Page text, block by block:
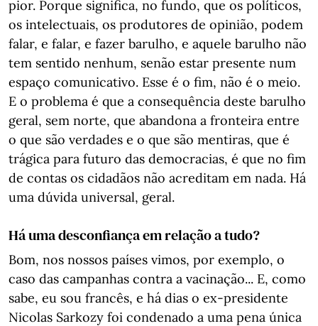
pior. Porque significa, no fundo, que os políticos,
os intelectuais, os produtores de opinião, podem
falar, e falar, e fazer barulho, e aquele barulho não
tem sentido nenhum, senão estar presente num
espaço comunicativo. Esse é o fim, não é o meio.
E o problema é que a consequência deste barulho
geral, sem norte, que abandona a fronteira entre
o que são verdades e o que são mentiras, que é
trágica para futuro das democracias, é que no fim
de contas os cidadãos não acreditam em nada. Há
uma dúvida universal, geral.
Há uma desconfiança em relação a tudo?
Bom, nos nossos países vimos, por exemplo, o
caso das campanhas contra a vacinação... E, como
sabe, eu sou francês, e há dias o ex-presidente
Nicolas Sarkozy foi condenado a uma pena única